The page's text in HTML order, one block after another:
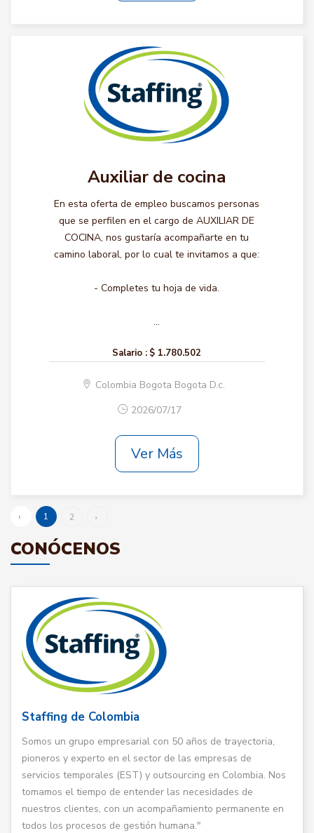
Auxiliar de cocina
En esta oferta de empleo buscamos personas
que se perfilen en el cargo de AUXILIAR DE
COCINA, nos gustaría acompañarte en tu
camino laboral, por lo cual te invitamos a que:
- Completes tu hoja de vida.
...
Salario : $ 1.780.502
Colombia Bogota Bogota D.c.
2026/07/17
Ver Más
‹ 1 2 ›
CONÓCENOS
Staffing de Colombia
Somos un grupo empresarial con 50 años de trayectoria,
pioneros y experto en el sector de las empresas de
servicios temporales (EST) y outsourcing en Colombia. Nos
tomamos el tiempo de entender las necesidades de
nuestros clientes, con un acompañamiento permanente en
todos los procesos de gestión humana."